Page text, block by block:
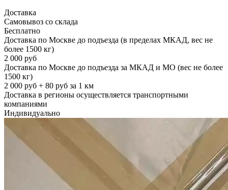
Доставка
Самовывоз со склада
Бесплатно
Доставка по Москве до подъезда (в пределах МКАД, вес не
более 1500 кг)
2 000 руб
Доставка по Москве до подъезда за МКАД и МО (вес не более
1500 кг)
2 000 руб + 80 руб за 1 км
Доставка в регионы осуществляется транспортными
компаниями
Индивидуально